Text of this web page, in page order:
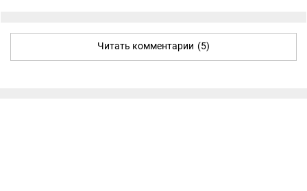
Читать комментарии (5)